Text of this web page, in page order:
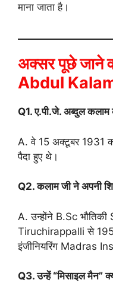
माना जाता है।
अक्सर पूछे जाने
Abdul
Q1. ए.पी.जे. अब्दुल कलाम
A. वे 15 अक्टूबर 1931
पैदा हुए थे।
Q2. कलाम जी ने अपनी
A. उन्होंने B.Sc
Tiruchirappalli से
इंजीनियरिंग Madras
Q3. उन्हें “मिसाइल मैन”